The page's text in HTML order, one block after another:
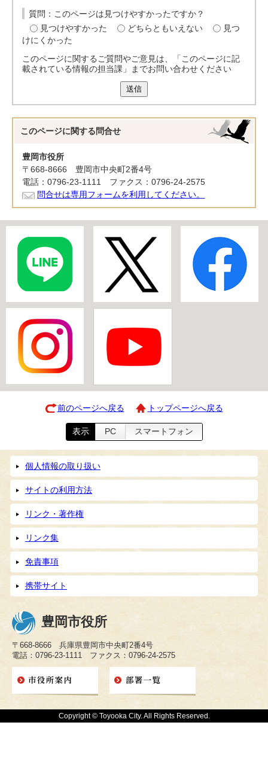
質問：このページは見つけやすかったですか？
見つけやすかった
どちらともいえない
見つ
けにくかった
このページに関するご質問やご意見は、「このページに記
載されている情報の担当課」までお問い合わせください
送信
このページに関する 問合せ
豊岡市役所
〒668-8666 豊岡市中央町2番4号
電話：0796-23-1111 ファクス：0796-24-2575
問合せは専用フォームを利用してください。
前のページへ戻る トップページへ戻る
表示 PC スマートフォン
個人情報の取り扱い
サイトの利用方法
リンク・著作権
リンク集
免責事項
携帯サイト
豊岡市役所
〒668-8666 兵庫県豊岡市中央町2番4号
電話：0796-23-1111 ファクス：0796-24-2575
Copyright © Toyooka City. All Rights Reserved.